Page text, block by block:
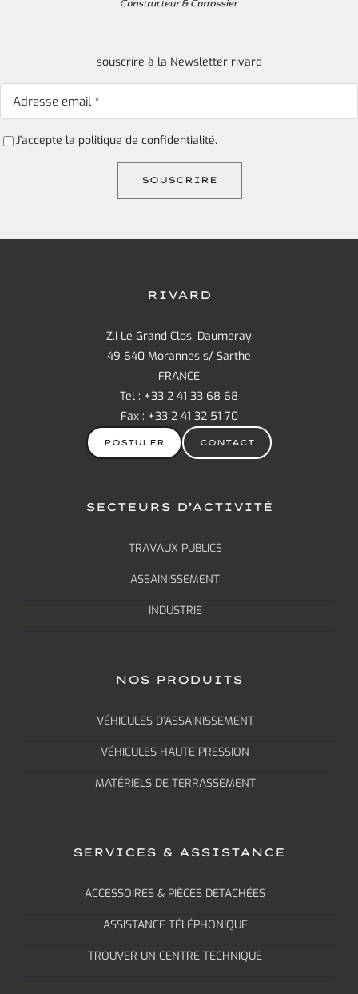
souscrire à la Newsletter rivard
J'accepte la politique de confidentialité.
RIVARD
Z.I Le Grand Clos, Daumeray
49 640 Morannes s/ Sarthe
FRANCE
Tel : +33 2 41 33 68 68
Fax : +33 2 41 32 51 70
POSTULER CONTACT
SECTEURS D’ACTIVITÉ
TRAVAUX PUBLICS
ASSAINISSEMENT
INDUSTRIE
NOS PRODUITS
VÉHICULES D’ASSAINISSEMENT
VÉHICULES HAUTE PRESSION
MATÉRIELS DE TERRASSEMENT
SERVICES & ASSISTANCE
ACCESSOIRES & PIÈCES DÉTACHÉES
ASSISTANCE TÉLÉPHONIQUE
TROUVER UN CENTRE TECHNIQUE